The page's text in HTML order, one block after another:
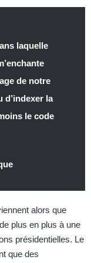
laquelle
de notre
d’indexer la
le code
alors que
plus en plus à une
présidentielles. Le
que des